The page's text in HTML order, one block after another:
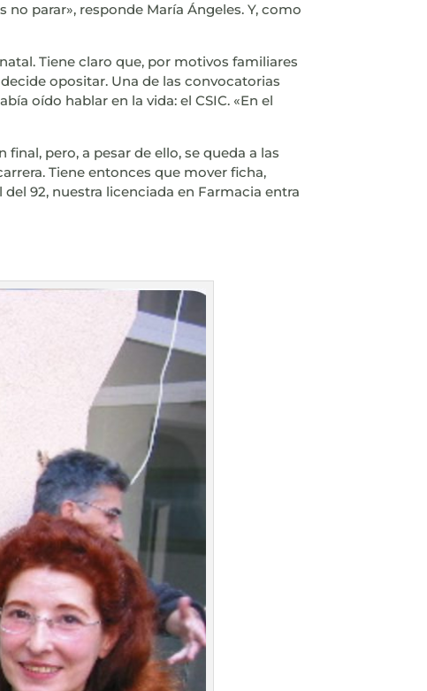
parar», responde María Ángeles. Y, como
Tiene claro que, por motivos familiares
opositar. Una de las convocatorias
oído hablar en la vida: el CSIC. «En el
pero, a pesar de ello, se queda a las
Tiene entonces que mover ficha,
92, nuestra licenciada en Farmacia entra